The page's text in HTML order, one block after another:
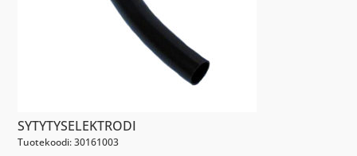
SYTYTYSELEKTRODI
Tuotekoodi: 30161003